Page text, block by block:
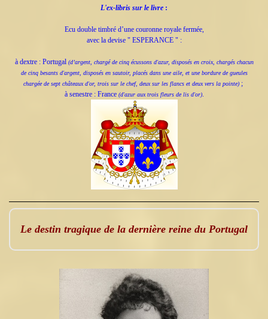
L'ex-libris sur le livre :
Ecu double timbré d’une couronne royale fermée,
avec la devise " ESPERANCE " :
à dextre : Portugal (d’argent, chargé de cinq écussons d'azur, disposés en croix, chargés chacun
de cinq besants d'argent, disposés en sautoir, placés dans une aile, et une bordure de gueules
chargée de sept châteaux d'or, trois sur le chef, deux sur les flancs et deux vers la pointe) ;
à senestre : France (d'azur aux trois fleurs de lis d'or).
Le destin tragique de la dernière reine du Portugal